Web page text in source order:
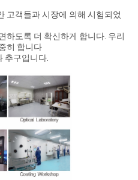
고객들과 시장에 의해 시험되었
하도록 더 확신하게 합니다. 우리
히 합니다
추구입니다.